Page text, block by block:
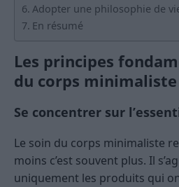
Adopter une philosophie de
En résumé
Les principes
du corps minimaliste
Se concentrer sur
Le soin du corps minimaliste
moins c’est souvent plus. Il
uniquement les produits qui